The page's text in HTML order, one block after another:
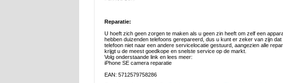
Reparatie:
U hoeft zich geen zorgen te maken als u geen zin heeft om zelf een
hebben duizenden telefoons gerepareerd, dus u kunt er zeker van zijn
telefoon niet naar een andere servicelocatie gestuurd, aangezien alle
krijgt u de meest goedkope en snelste service op de markt.
Volg onderstaande link en lees meer:
iPhone SE camera reparatie
EAN: 5712579758286